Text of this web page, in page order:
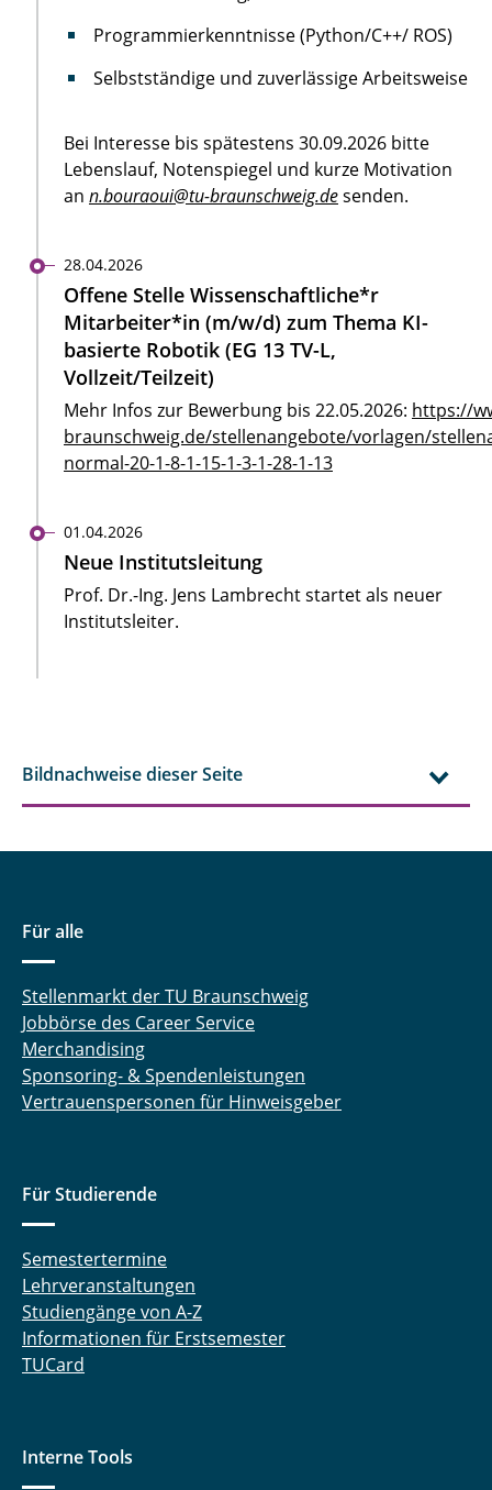
Programmierkenntnisse (Python/C++/ ROS)
Selbstständige und zuverlässige Arbeitsweise
Bei Interesse bis spätestens 30.09.2026 bitte
Lebenslauf, Notenspiegel und kurze Motivation
an n.bouraoui@tu-braunschweig.desenden.
28.04.2026
Offene Stelle Wissenschaftliche*r
Mitarbeiter*in (m/w/d) zum Thema KI-
basierte Robotik (EG 13 TV-L,
Vollzeit/Teilzeit)
Mehr Infos zur Bewerbung bis 22.05.2026: https://
braunschweig.de/stellenangebote/vorlagen/
normal-20-1-8-1-15-1-3-1-28-1-13
01.04.2026
Neue Institutsleitung
Prof. Dr.-Ing. Jens Lambrecht startet als neuer
Institutsleiter.
Bildnachweise dieser Seite
Für alle
Stellenmarkt der TU Braunschweig
Jobbörse des Career Service
Merchandising
Sponsoring- & Spendenleistungen
Vertrauenspersonen für Hinweisgeber
Für Studierende
Semestertermine
Lehrveranstaltungen
Studiengänge von A-Z
Informationen für Erstsemester
TUCard
Interne Tools